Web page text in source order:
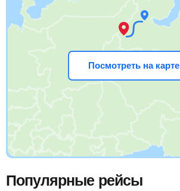
Посмотреть на карте
Популярные рейсы